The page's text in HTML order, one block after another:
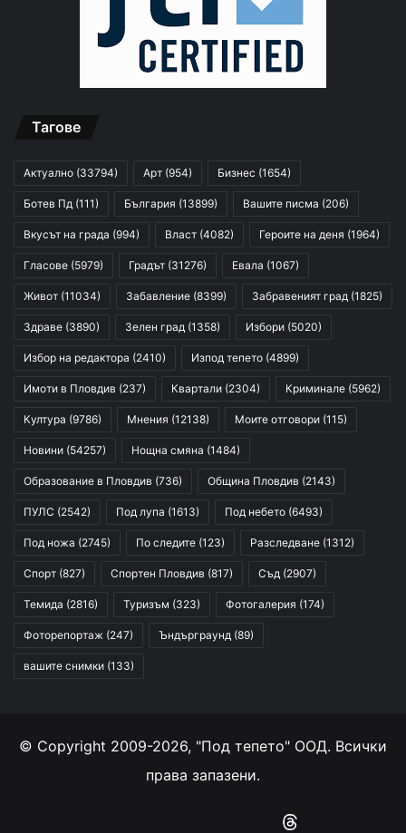
Тагове
Актуално (33794) Арт (954) Бизнес (1654)
Ботев Пд (111) България (13899) Вашите писма (206)
Вкусът на града (994) Власт (4082) Героите на деня (1964)
Гласове (5979) Градът (31276) Евала (1067)
Живот (11034) Забавление (8399) Забравеният град (1825)
Здраве (3890) Зелен град (1358) Избори (5020)
Избор на редактора (2410) Изпод тепето (4899)
Имоти в Пловдив (237) Квартали (2304) Криминале (5962)
Култура (9786) Мнения (12138) Моите отговори (115)
Новини (54257) Нощна смяна (1484)
Образование в Пловдив (736) Община Пловдив (2143)
ПУЛС (2542) Под лупа (1613) Под небето (6493)
Под ножа (2745) По следите (123) Разследване (1312)
Спорт (827) Спортен Пловдив (817) Съд (2907)
Темида (2816) Туризъм (323) Фотогалерия (174)
Фоторепортаж (247) Ъндърграунд (89)
вашите снимки (133)
© Copyright 2009-2026, "Под тепето" ООД. Всички
права запазени.
Instagram
RSS